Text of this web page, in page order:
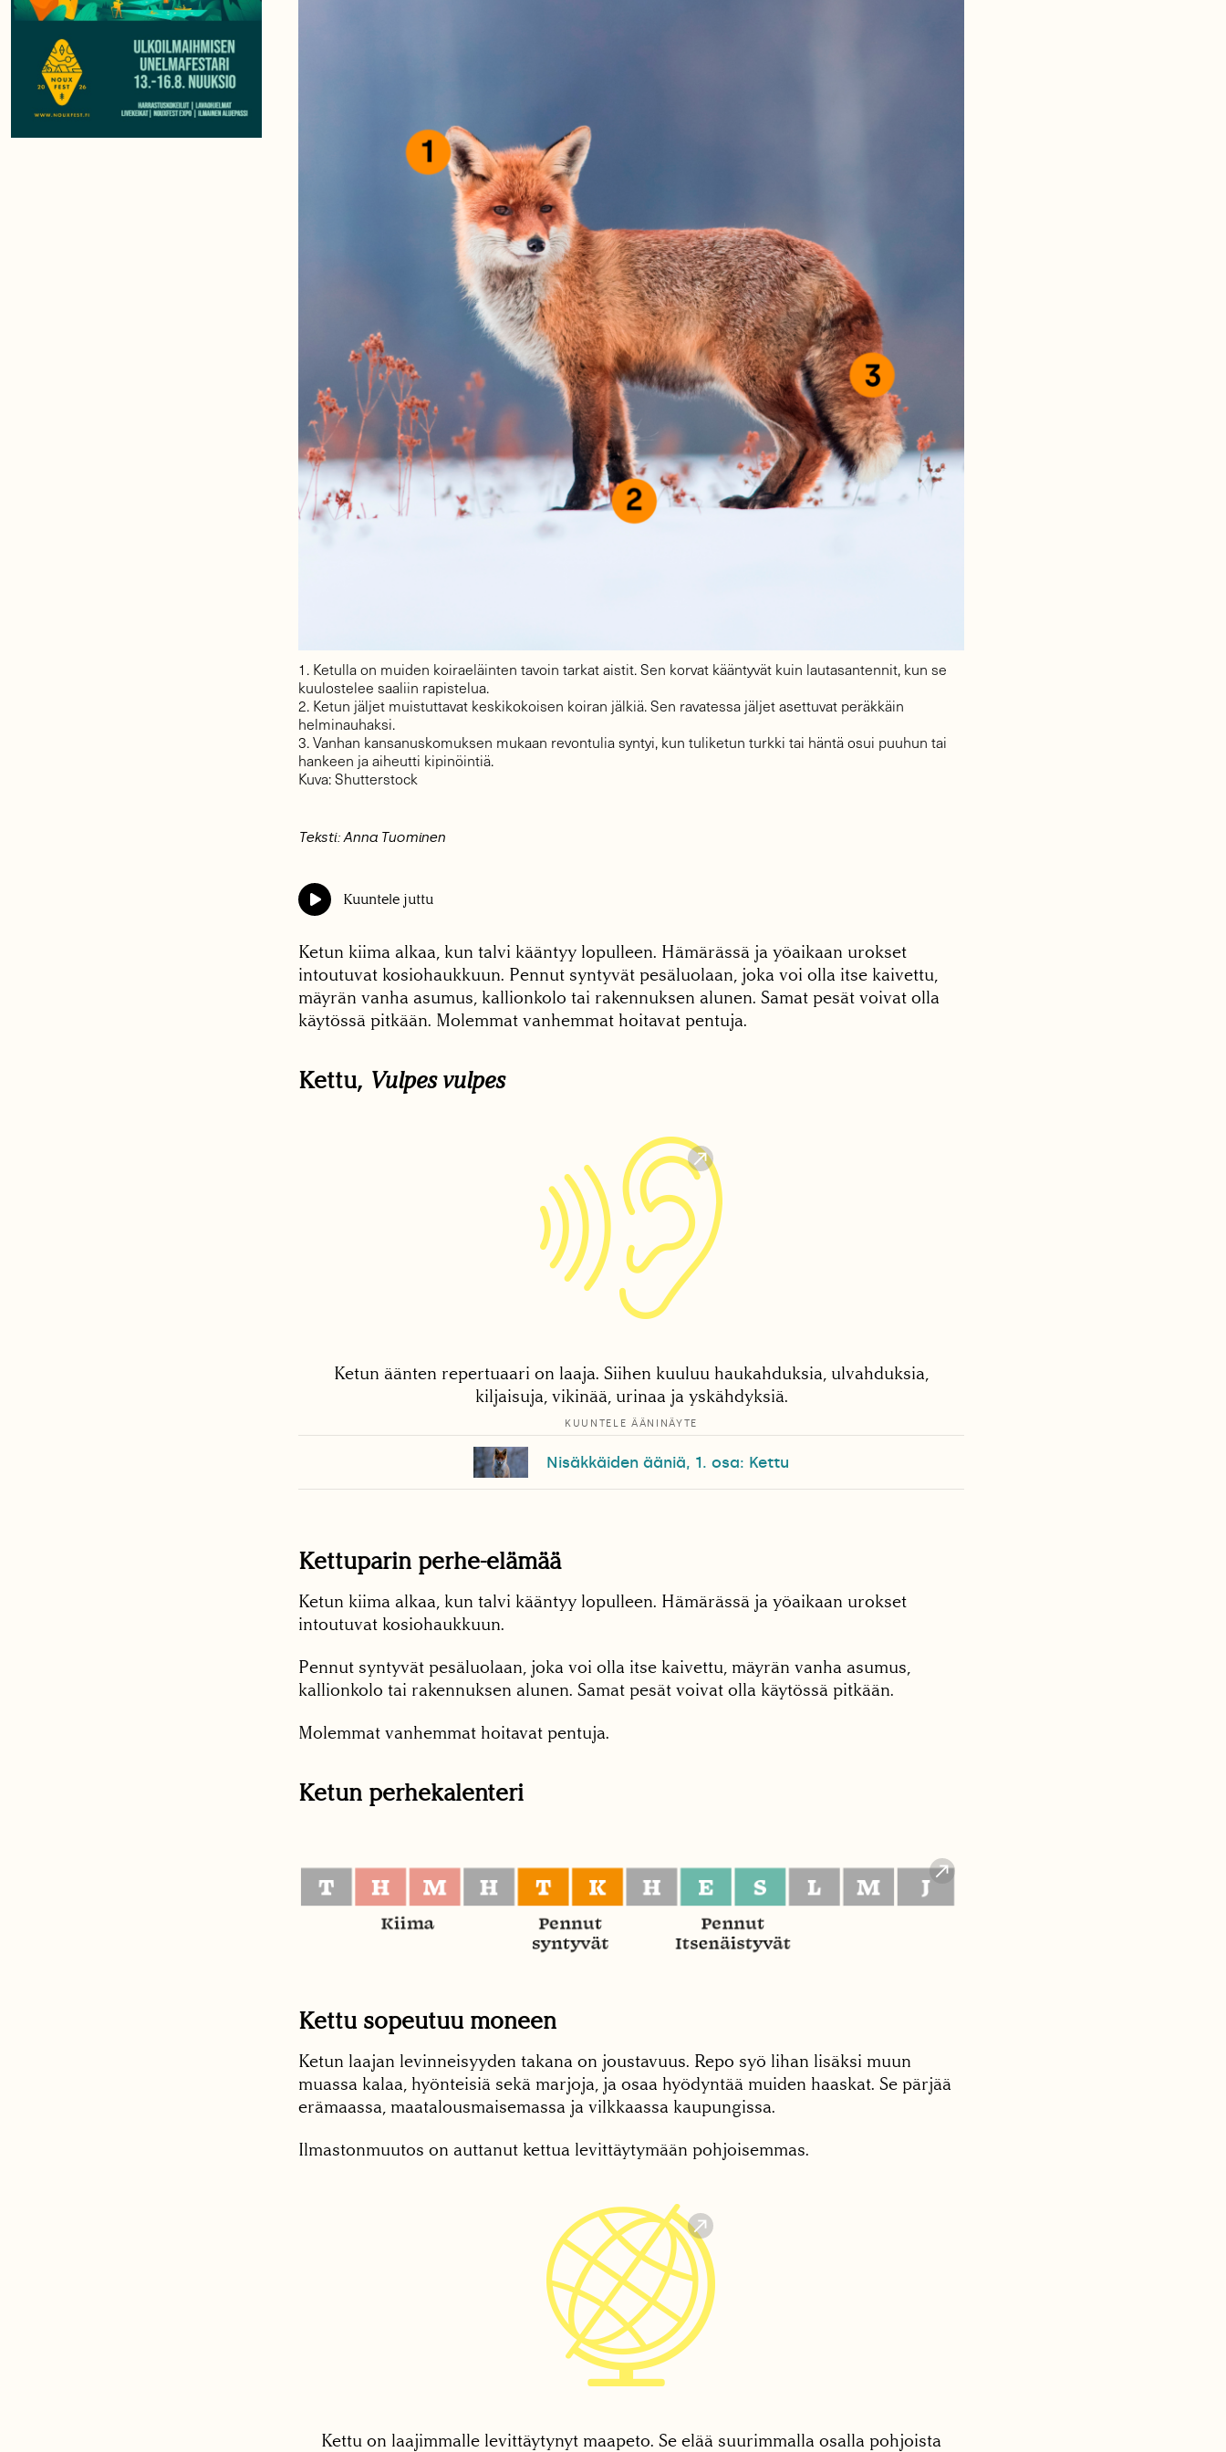
1. Ketulla on muiden koiraeläinten tavoin tarkat aistit. Sen korvat kääntyvät kuin lautasantennit, kun se
kuulostelee saaliin rapistelua.
2. Ketun jäljet muistuttavat keskikokoisen koiran jälkiä. Sen ravatessa jäljet asettuvat peräkkäin
helminauhaksi.
3. Vanhan kansanuskomuksen mukaan revontulia syntyi, kun tuliketun turkki tai häntä osui puuhun tai
hankeen ja aiheutti kipinöintiä.
Kuva: Shutterstock
Teksti: Anna Tuominen
Kuuntele juttu
Ketun kiima alkaa, kun talvi kääntyy lopulleen. Hämärässä ja yöaikaan urokset
intoutuvat kosiohaukkuun. Pennut syntyvät pesäluolaan, joka voi olla itse kaivettu,
mäyrän vanha asumus, kallionkolo tai rakennuksen alunen. Samat pesät voivat olla
käytössä pitkään. Molemmat vanhemmat hoitavat pentuja.
Kettu, Vulpes vulpes

Ketun äänten repertuaari on laaja. Siihen kuuluu haukahduksia, ulvahduksia,
kiljaisuja, vikinää, urinaa ja yskähdyksiä.
KUUNTELE ÄÄNINÄYTE
Nisäkkäiden ääniä, 1. osa: Kettu
Kettuparin perhe-elämää
Ketun kiima alkaa, kun talvi kääntyy lopulleen. Hämärässä ja yöaikaan urokset
intoutuvat kosiohaukkuun.
Pennut syntyvät pesäluolaan, joka voi olla itse kaivettu, mäyrän vanha asumus,
kallionkolo tai rakennuksen alunen. Samat pesät voivat olla käytössä pitkään.
Molemmat vanhemmat hoitavat pentuja.
Ketun perhekalenteri

Kettu sopeutuu moneen
Ketun laajan levinneisyyden takana on joustavuus. Repo syö lihan lisäksi muun
muassa kalaa, hyönteisiä sekä marjoja, ja osaa hyödyntää muiden haaskat. Se pärjää
erämaassa, maatalousmaisemassa ja vilkkaassa kaupungissa.
Ilmastonmuutos on auttanut kettua levittäytymään pohjoisemmas.

Kettu on laajimmalle levittäytynyt maapeto. Se elää suurimmalla osalla pohjoista